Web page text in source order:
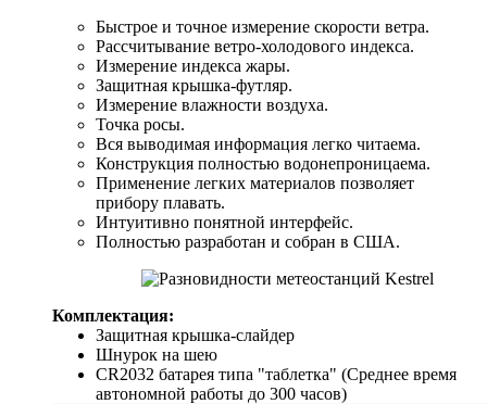
Быстрое и точное измерение скорости ветра.
Рассчитывание ветро-холодового индекса.
Измерение индекса жары.
Защитная крышка-футляр.
Измерение влажности воздуха.
Точка росы.
Вся выводимая информация легко читаема.
Конструкция полностью водонепроницаема.
Применение легких материалов позволяет
прибору плавать.
Интуитивно понятной интерфейс.
Полностью разработан и собран в США.
Комплектация:
Защитная крышка-слайдер
Шнурок на шею
CR2032 батарея типа "таблетка" (Среднее время
автономной работы до 300 часов)